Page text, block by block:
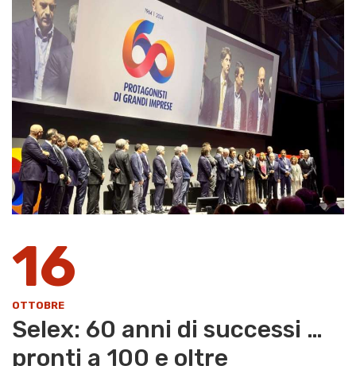
16
OTTOBRE
Selex: 60 anni di successi …
pronti a 100 e oltre